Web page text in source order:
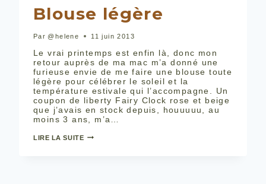
Blouse légère
Par @helene 11 juin 2013
Le vrai printemps est enfin là, donc mon
retour auprès de ma mac m’a donné une
furieuse envie de me faire une blouse toute
légère pour célébrer le soleil et la
température estivale qui l’accompagne. Un
coupon de liberty Fairy Clock rose et beige
que j’avais en stock depuis, houuuuu, au
moins 3 ans, m’a…
LIRE LA SUITEBLOUSE
LÉGÈRE